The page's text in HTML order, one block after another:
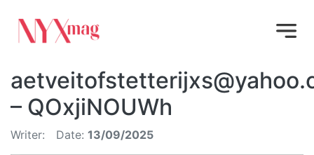
– QOxjiNOUWh
Writer: Date: 13/09/2025